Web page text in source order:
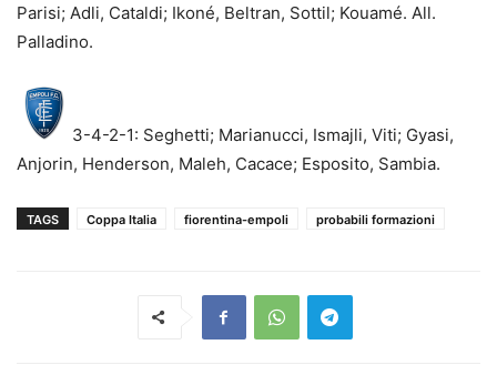
Parisi; Adli, Cataldi; Ikoné, Beltran, Sottil; Kouamé. All.
Palladino.
3-4-2-1: Seghetti; Marianucci, Ismajli, Viti; Gyasi,
Anjorin, Henderson, Maleh, Cacace; Esposito, Sambia.
TAGS Coppa Italia fiorentina-empoli probabili formazioni